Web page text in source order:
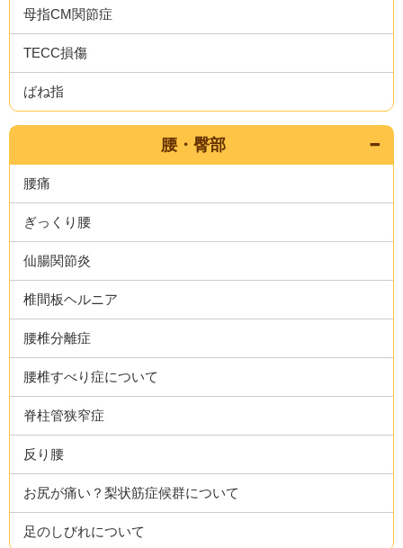
母指CM関節症
TECC損傷
ばね指
腰・臀部
腰痛
ぎっくり腰
仙腸関節炎
椎間板ヘルニア
腰椎分離症
腰椎すべり症について
脊柱管狭窄症
反り腰
お尻が痛い？梨状筋症候群について
足のしびれについて